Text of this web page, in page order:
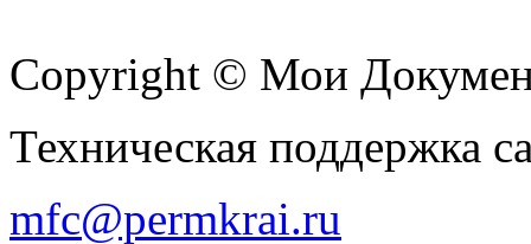
Copyright © Мои
Техническая поддержка
mfc@permkrai.ru